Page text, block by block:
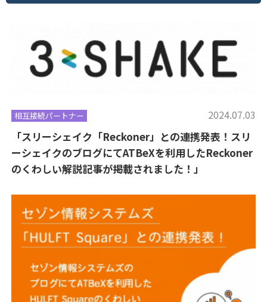
相互接続パートナー 2024.07.03
「スリーシェイク「Reckoner」との連携発表！スリ
ーシェイクのブログにてATBeXを利用したReckoner
のくわしい解説記事が掲載されました！」